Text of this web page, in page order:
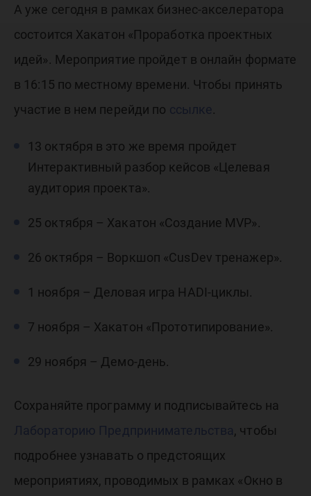
А уже сегодня в рамках бизнес-акселератора
состоится Хакатон «Проработка проектных
идей». Мероприятие пройдет в онлайн формате
в 16:15 по местному времени. Чтобы принять
участие в нем перейди по ссылке.
13 октября в это же время пройдет
Интерактивный разбор кейсов «Целевая
аудитория проекта».
25 октября – Хакатон «Создание MVP».
26 октября – Воркшоп «CusDev тренажер».
1 ноября – Деловая игра HADI-циклы.
7 ноября – Хакатон «Прототипирование».
29 ноября – Демо-день.
Сохраняйте программу и подписывайтесь на
Лабораторию Предпринимательства, чтобы
подробнее узнавать о предстоящих
мероприятиях, проводимых в рамках «Окно в